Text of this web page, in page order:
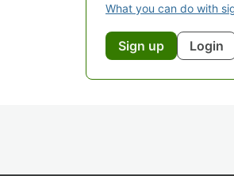
What you can do with
Sign up Login